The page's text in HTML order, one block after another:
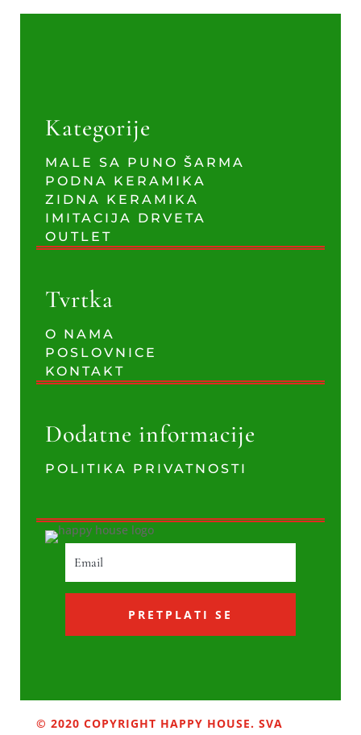
Kategorije
MALE SA PUNO ŠARMA
PODNA KERAMIKA
ZIDNA KERAMIKA
IMITACIJA DRVETA
OUTLET
Tvrtka
O NAMA
POSLOVNICE
KONTAKT
Dodatne informacije
POLITIKA PRIVATNOSTI
PRETPLATI SE
© 2020 COPYRIGHT HAPPY HOUSE. SVA